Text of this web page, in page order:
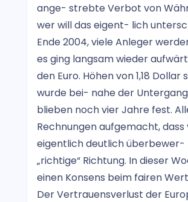
ange- strebte Verbot von
wer will das eigent- lich
Ende 2004, viele Anleger
es ging langsam wieder
den Euro. Höhen von 1,18
wurde bei- nahe der
blieben noch vier Jahre fest.
Rechnungen aufgemacht,
eigentlich deutlich überbewer-
„richtige“ Richtung. In dieser
einen Konsens beim fairen
Der Vertrauensverlust der